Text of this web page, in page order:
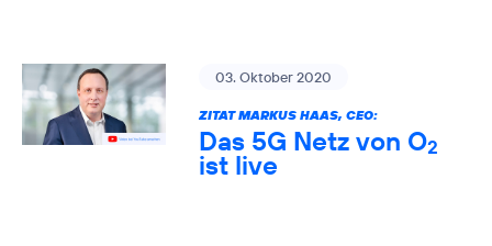
03. Oktober 2020
ZITAT MARKUS HAAS, CEO:
Das 5G Netz von O2
ist live